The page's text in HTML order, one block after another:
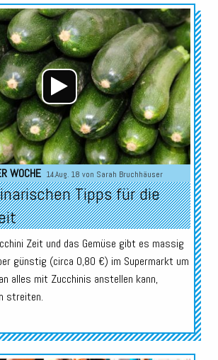
Audio-
Player
WOCHE 14.Aug. 18 von Sarah Bruchhäuser
Tipps für die
Zeit und das Gemüse gibt es massig
günstig (circa 0,80 €) im Supermarkt um
alles mit Zucchinis anstellen kann,
streiten.